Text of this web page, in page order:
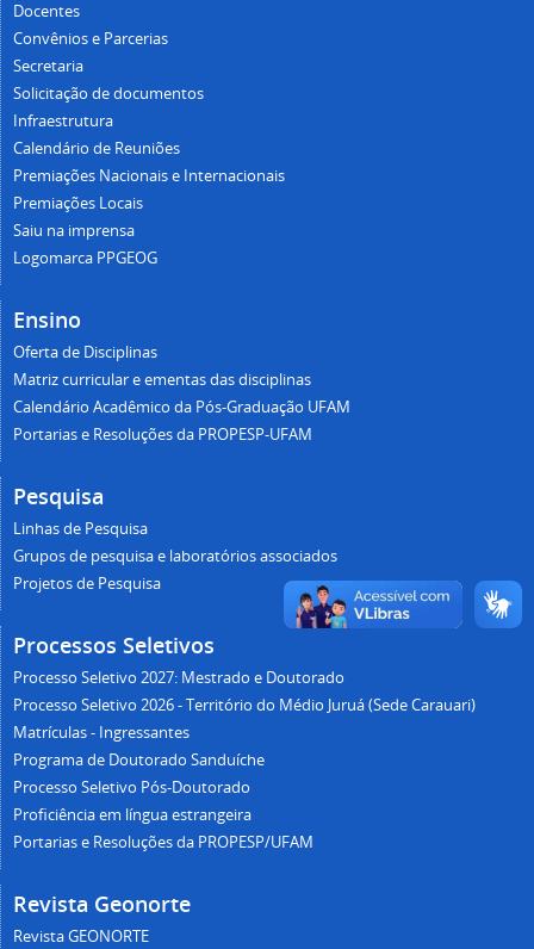
Docentes
Convênios e Parcerias
Secretaria
Solicitação de documentos
Infraestrutura
Calendário de Reuniões
Premiações Nacionais e Internacionais
Premiações Locais
Saiu na imprensa
Logomarca PPGEOG
Ensino
Oferta de Disciplinas
Matriz curricular e ementas das disciplinas
Calendário Acadêmico da Pós-Graduação UFAM
Portarias e Resoluções da PROPESP-UFAM
Pesquisa
Linhas de Pesquisa
Grupos de pesquisa e laboratórios associados
Projetos de Pesquisa
Processos Seletivos
Processo Seletivo 2027: Mestrado e Doutorado
Processo Seletivo 2026 - Território do Médio Juruá (Sede Carauari)
Matrículas - Ingressantes
Programa de Doutorado Sanduíche
Processo Seletivo Pós-Doutorado
Proficiência em língua estrangeira
Portarias e Resoluções da PROPESP/UFAM
Revista Geonorte
Revista GEONORTE